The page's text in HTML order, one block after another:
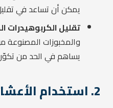
يمكن أن تساعد في
تقليل الكربوهيدرات
والمخبوزات المصنوعة
يساهم في الحد من
2. استخدام الأعشاب الطبيعية